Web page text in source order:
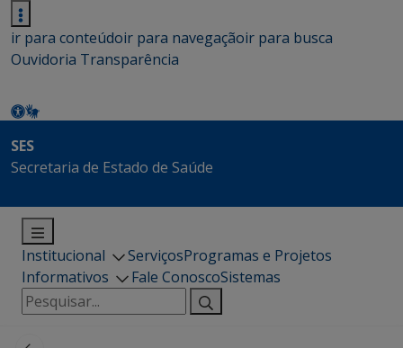
ir para conteúdoir para navegaçãoir para busca
Ouvidoria Transparência
SES
Secretaria de Estado de Saúde
Institucional ServiçosProgramas e Projetos
Informativos
Fale ConoscoSistemas
Pesquisar
por: